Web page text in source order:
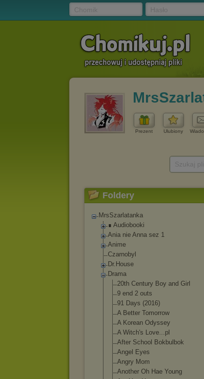
Prezent Ulubiony
Foldery
MrsSzarlatanka
∎ Audiobooki
Ania nie Anna sez 1
Anime
Czarnobyl
Dr.House
Drama
20th Century Boy and Girl
9 end 2 outs
91 Days (2016)
A Better Tomorrow
A Korean Odyssey
A Witch's Love...pl
After School Bokbulbok
Angel Eyes
Angry Mom
Another Oh Hae Young